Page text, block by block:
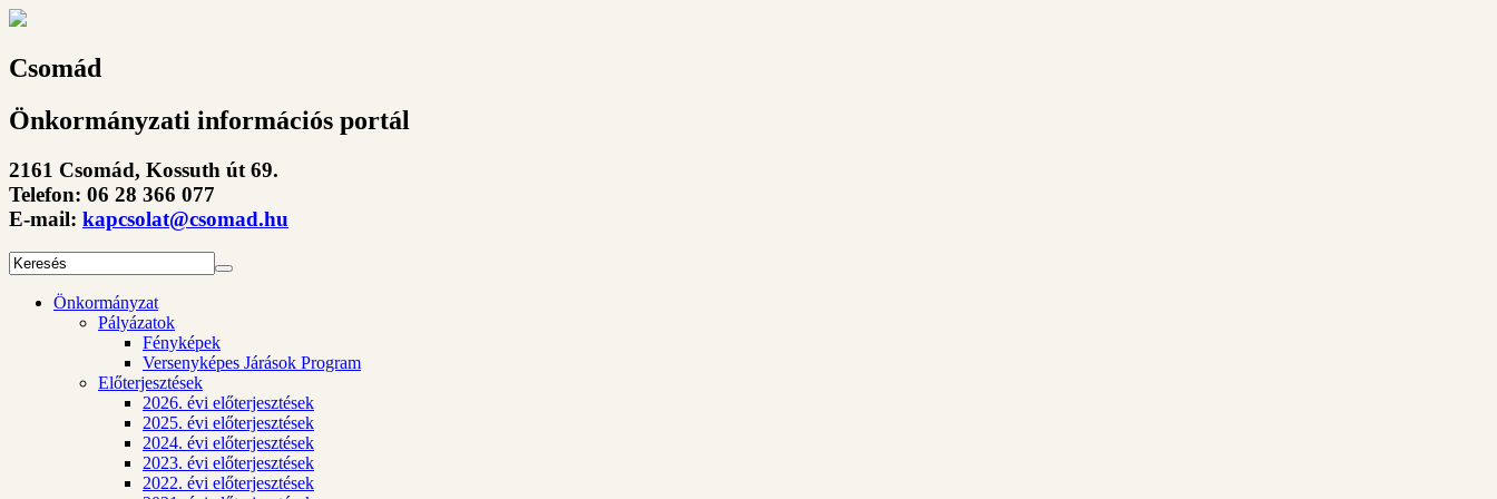
Csomád
Önkormányzati információs portál
2161 Csomád, Kossuth út 69.
Telefon: 06 28 366 077
E-mail: kapcsolat@csomad.hu
Önkormányzat
Pályázatok
Fényképek
Versenyképes Járások Program
Előterjesztések
2026. évi előterjesztések
2025. évi előterjesztések
2024. évi előterjesztések
2023. évi előterjesztések
2022. évi előterjesztések